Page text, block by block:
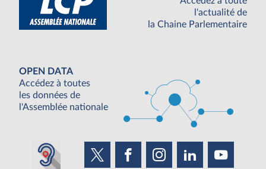
l'actualité de
la Chaine Parlementaire
OPEN DATA
Accédez à toutes
les données de
l'Assemblée nationale